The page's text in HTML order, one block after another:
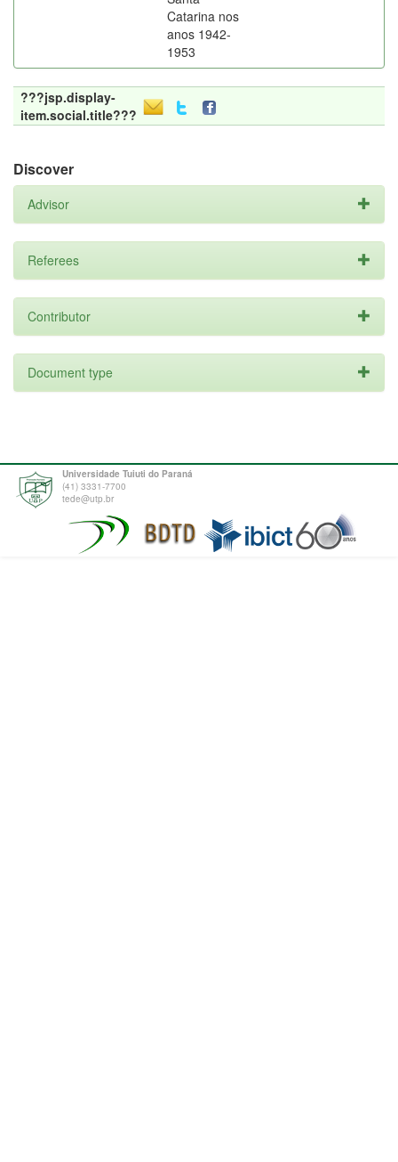
Catarina nos
anos 1942-
1953
???jsp.display-
item.social.title???
Discover
Advisor
Referees
Contributor
Document type
Universidade Tuiuti do Paraná
(41) 3331-7700
tede@utp.br